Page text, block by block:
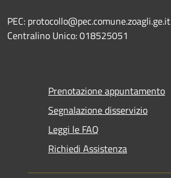
PEC: protocollo@pec.comune.zoagli.ge.it
Centralino Unico: 018525051
Prenotazione appuntamento
Segnalazione disservizio
Leggi le FAQ
Richiedi Assistenza